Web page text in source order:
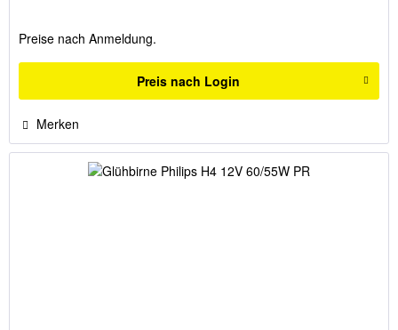
Preise nach Anmeldung.
Preis nach Login
Merken